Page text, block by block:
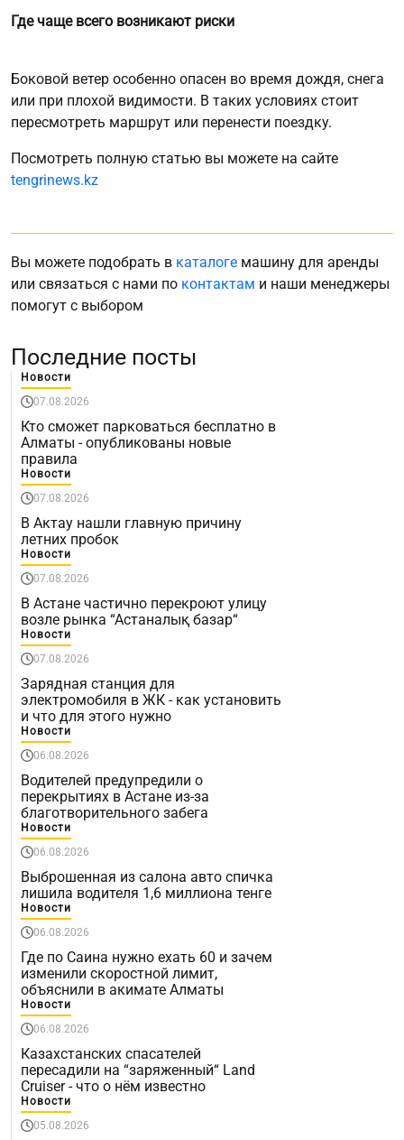
Где чаще всего возникают риски
Боковой ветер особенно опасен во время дождя, снега
или при плохой видимости. В таких условиях стоит
пересмотреть маршрут или перенести поездку.
Посмотреть полную статью вы можете на сайте
tengrinews.kz
Вы можете подобрать в каталоге машину для аренды
или связаться с нами по контактам и наши менеджеры
помогут с выбором
Последние посты
Новости
07.08.2026
Кто сможет парковаться бесплатно в
Алматы - опубликованы новые
правила
Новости
07.08.2026
В Актау нашли главную причину
летних пробок
Новости
07.08.2026
В Астане частично перекроют улицу
возле рынка “Астаналық базар“
Новости
07.08.2026
Зарядная станция для
электромобиля в ЖК - как установить
и что для этого нужно
Новости
06.08.2026
Водителей предупредили о
перекрытиях в Астане из-за
благотворительного забега
Новости
06.08.2026
Выброшенная из салона авто спичка
лишила водителя 1,6 миллиона тенге
Новости
06.08.2026
Где по Саина нужно ехать 60 и зачем
изменили скоростной лимит,
объяснили в акимате Алматы
Новости
06.08.2026
Казахстанских спасателей
пересадили на “заряженный“ Land
Cruiser - что о нём известно
Новости
05.08.2026